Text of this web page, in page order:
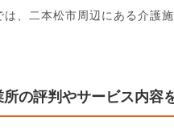
、二本松市周辺にある介護
の評判やサービス内容